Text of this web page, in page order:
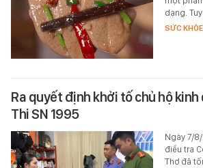
dạng.
SỨC KHỎE
Ra quyết định khởi tố chủ hộ kinh
Thi SN 1995
Ngày 7/
điều tra
Thơ đã